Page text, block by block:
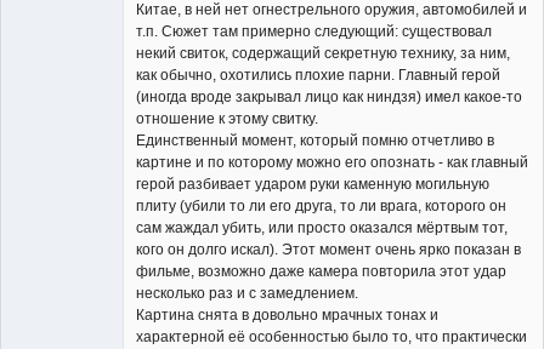
Китае, в ней нет огнестрельного оружия, автомобилей и
т.п. Сюжет там примерно следующий: существовал
некий свиток, содержащий секретную технику, за ним,
как обычно, охотились плохие парни. Главный герой
(иногда вроде закрывал лицо как ниндзя) имел какое-то
отношение к этому свитку.
Единственный момент, который помню отчетливо в
картине и по которому можно его опознать - как главный
герой разбивает ударом руки каменную могильную
плиту (убили то ли его друга, то ли врага, которого он
сам жаждал убить, или просто оказался мёртвым тот,
кого он долго искал). Этот момент очень ярко показан в
фильме, возможно даже камера повторила этот удар
несколько раз и с замедлением.
Картина снята в довольно мрачных тонах и
характерной её особенностью было то, что практически